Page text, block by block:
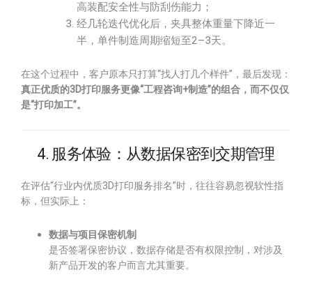
高装配安全性与防刮伤能力；
经几轮迭代优化后，夹具整体重量下降近一
半，单件制造周期缩短至2–3天。
在这个过程中，客户原本只打算“找人打几个样件”，最后发现：
真正优质的3D打印服务更像“工程咨询+制造”的组合，而不仅仅
是“打印加工”。
4. 服务体验：从数据保密到交期管理
在评估“行业内优质3D打印服务排名”时，往往容易忽视软性指
标，但实际上：
数据与项目保密机制
是否签署保密协议，数据存储是否有权限控制，对涉及
新产品开发的客户而言尤其重要。